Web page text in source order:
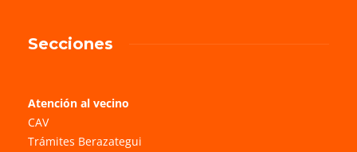
Secciones
Atención al vecino
CAV
Trámites Berazategui